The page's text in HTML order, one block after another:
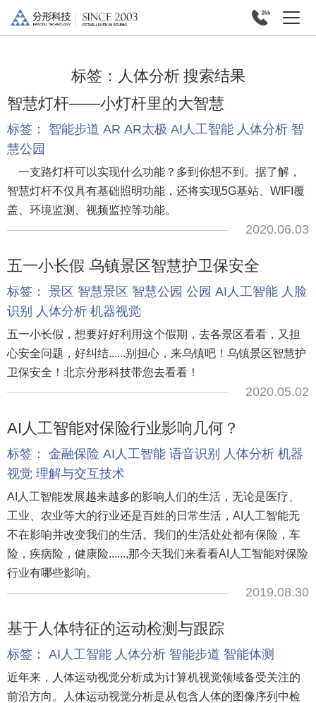
标签： 人体分析 搜索结果
智慧灯杆——小灯杆里的大智慧
标签： 智能步道 AR AR太极 AI人工智能 人体分析 智
慧公园
一支路灯杆可以实现什么功能？多到你想不到。据了解，
智慧灯杆不仅具有基础照明功能，还将实现5G基站、WIFI覆
盖、环境监测、视频监控等功能。
2020.06.03
五一小长假 乌镇景区智慧护卫保安全
标签： 景区 智慧景区 智慧公园 公园 AI人工智能 人脸
识别 人体分析 机器视觉
五一小长假，想要好好利用这个假期，去各景区看看，又担
心安全问题，好纠结......别担心，来乌镇吧！乌镇景区智慧护
卫保安全！北京分形科技带您去看看！
2020.05.02
AI人工智能对保险行业影响几何？
标签： 金融保险 AI人工智能 语音识别 人体分析 机器
视觉 理解与交互技术
AI人工智能发展越来越多的影响人们的生活，无论是医疗、
工业、农业等大的行业还是百姓的日常生活，AI人工智能无
不在影响并改变我们的生活。我们的生活处处都有保险，车
险，疾病险，健康险......,那今天我们来看看AI人工智能对保险
行业有哪些影响。
2019.08.30
基于人体特征的运动检测与跟踪
标签： AI人工智能 人体分析 智能步道 智能体测
近年来，人体运动视觉分析成为计算机视觉领域备受关注的
前沿方向。人体运动视觉分析是从包含人体的图像序列中检